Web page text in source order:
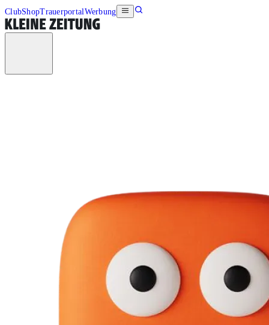
ClubShopTrauerportalWerbung